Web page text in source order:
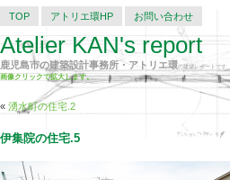
TOP アトリエ環HP お問い合わせ
Atelier KAN's report
鹿児島市の建築設計事務所・アトリエ環の建築レポートです。
画像クリックで拡大します。
« 湧水町の住宅.2
伊集院の住宅.5